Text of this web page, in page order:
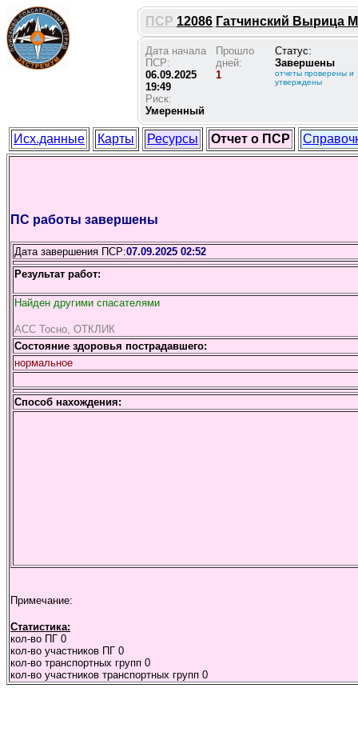
ПСР 12086 Гатчинский Вырица М
Дата начала
ПСР:
06.09.2025
19:49
Риск:
Умеренный
Прошло
дней:
1
Статус:
Завершены
отчеты проверены и
утверждены
Исх.данные Карты Ресурсы Отчет о ПСР
ПС работы завершены
Дата завершения ПСР:07.09.2025 02:52
Результат работ:
Найден другими спасателями
АСС Тосно, ОТКЛИК
Состояние здоровья пострадавшего:
нормальное
Способ нахождения:
Примечание:
Статистика:
кол-во ПГ 0
кол-во участников ПГ 0
кол-во транспортных групп 0
кол-во участников транспортных групп 0